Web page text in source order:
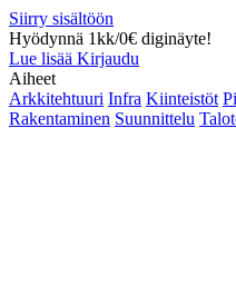
Siirry sisältöön
Hyödynnä 1kk/0€ diginäyte!
Lue lisää Kirjaudu
Aiheet
Arkkitehtuuri Infra Kiinteistöt
Rakentaminen Suunnittelu